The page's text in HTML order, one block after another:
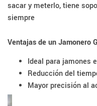
sacar y meterlo, tiene
siempre
Ventajas de un Jamonero
Ideal para jamones
Reducción del
Mayor precisión al